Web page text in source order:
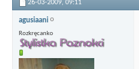
26-03-2009, 09:11
agusiaani
Rozkręcanko